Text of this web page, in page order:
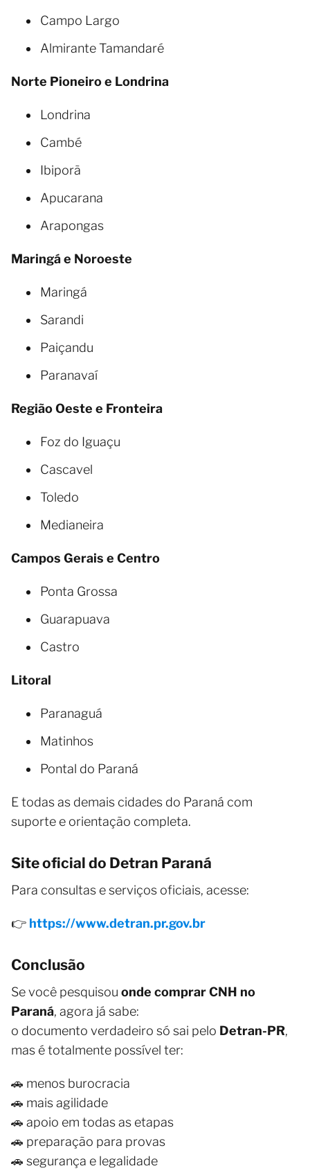
Campo Largo
Almirante Tamandaré
Norte Pioneiro e Londrina
Londrina
Cambé
Ibiporã
Apucarana
Arapongas
Maringá e Noroeste
Maringá
Sarandi
Paiçandu
Paranavaí
Região Oeste e Fronteira
Foz do Iguaçu
Cascavel
Toledo
Medianeira
Campos Gerais e Centro
Ponta Grossa
Guarapuava
Castro
Litoral
Paranaguá
Matinhos
Pontal do Paraná
E todas as demais cidades do Paraná com
suporte e orientação completa.
Site oficial do Detran Paraná
Para consultas e serviços oficiais, acesse:
👉 https://www.detran.pr.gov.br
Conclusão
Se você pesquisou onde comprar CNH no
Paraná, agora já sabe:
o documento verdadeiro só sai pelo Detran-PR,
mas é totalmente possível ter:
🚗 menos burocracia
🚗 mais agilidade
🚗 apoio em todas as etapas
🚗 preparação para provas
🚗 segurança e legalidade